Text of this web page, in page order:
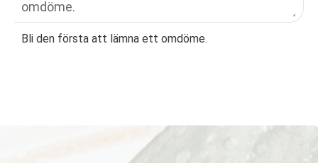
Bli den första att lämna ett omdöme.